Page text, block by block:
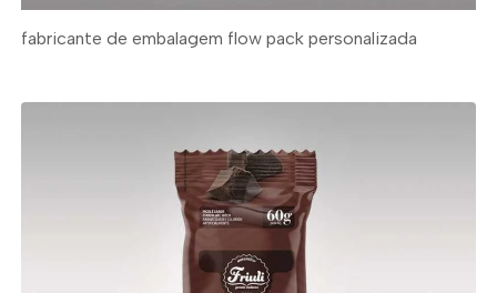
fabricante de embalagem flow pack personalizada